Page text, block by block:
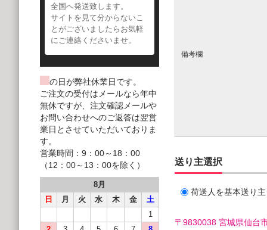
備考欄
送り主選択
荷送人を基本送り
〒9830038 宮城県仙台
全国へ発送致します。
サイトを見て分からないこ
とがございましたらお気軽
にご連絡くださいませ。
の日が弊社休業日です。
ご注文の受付はメールなら年中
無休ですが、注文確認メールや
お問い合わせへのご返答は翌営
業日とさせていただいておりま
す。
営業時間：9：00～18：00
（12：00～13：00を除く）
8月
日
月 火 水 木 金
土
1